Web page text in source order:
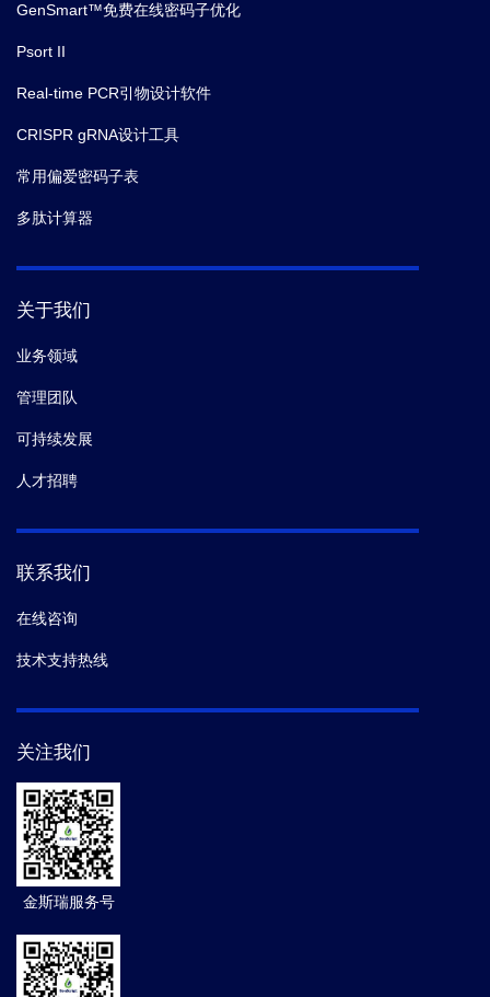
GenSmart™免费在线密码子优化
Psort II
Real-time PCR引物设计软件
CRISPR gRNA设计工具
常用偏爱密码子表
多肽计算器
关于我们
业务领域
管理团队
可持续发展
人才招聘
联系我们
在线咨询
技术支持热线
关注我们
金斯瑞服务号